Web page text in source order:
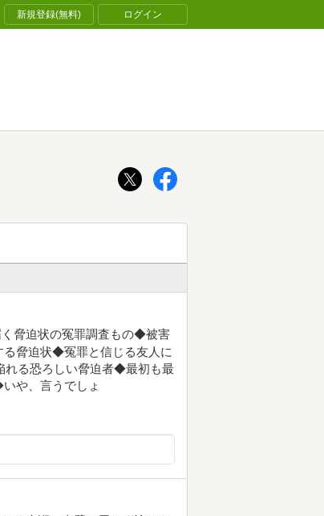
新規登録(無料) ログイン
脅迫状の冤罪調査もの◆被害
る脅迫状◆冤罪と信じる友人に
れる恐ろしい脅迫者◆最初も最
や、言うでしょ